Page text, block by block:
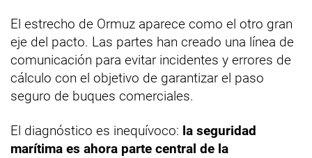
El estrecho de Ormuz aparece como el otro gran
eje del pacto. Las partes han creado una línea de
comunicación para evitar incidentes y errores de
cálculo con el objetivo de garantizar el paso
seguro de buques comerciales.
El diagnóstico es inequívoco: la seguridad
marítima es ahora parte central de la